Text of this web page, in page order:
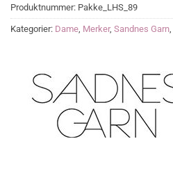
Produktnummer: Pakke_LHS_89
Kategorier: Dame, Merker, Sandnes Garn,